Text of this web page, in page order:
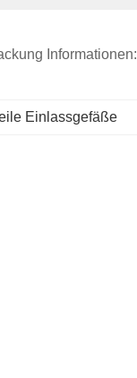
Informationen:
Einlassgefäße